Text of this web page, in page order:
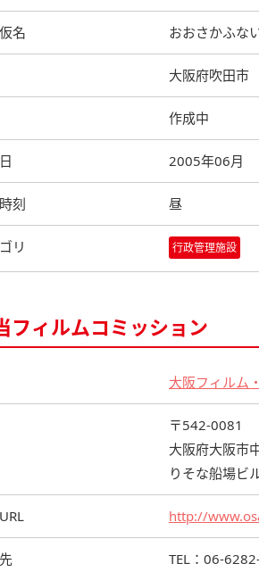
名 おおさかふな
大阪府吹田市
作成中
2005年06月
刻 昼
リ 行政管理施設
フィルムコミッション
大阪フィルム
〒542-0081
大阪府大阪市
りそな船場ビ
http://
TEL：06-